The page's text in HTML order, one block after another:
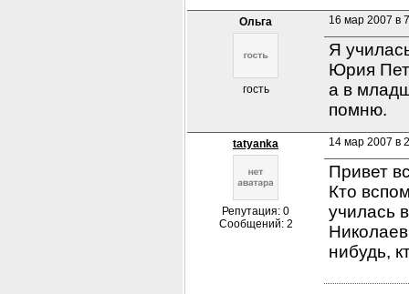
Ольга
гость
16 мар 2007 в
Я
Юрия
а в
помню.
tatyanka
Репутация: 0
Сообщений: 2
14 мар 2007 в
Привет
Кто
училась
нибудь,